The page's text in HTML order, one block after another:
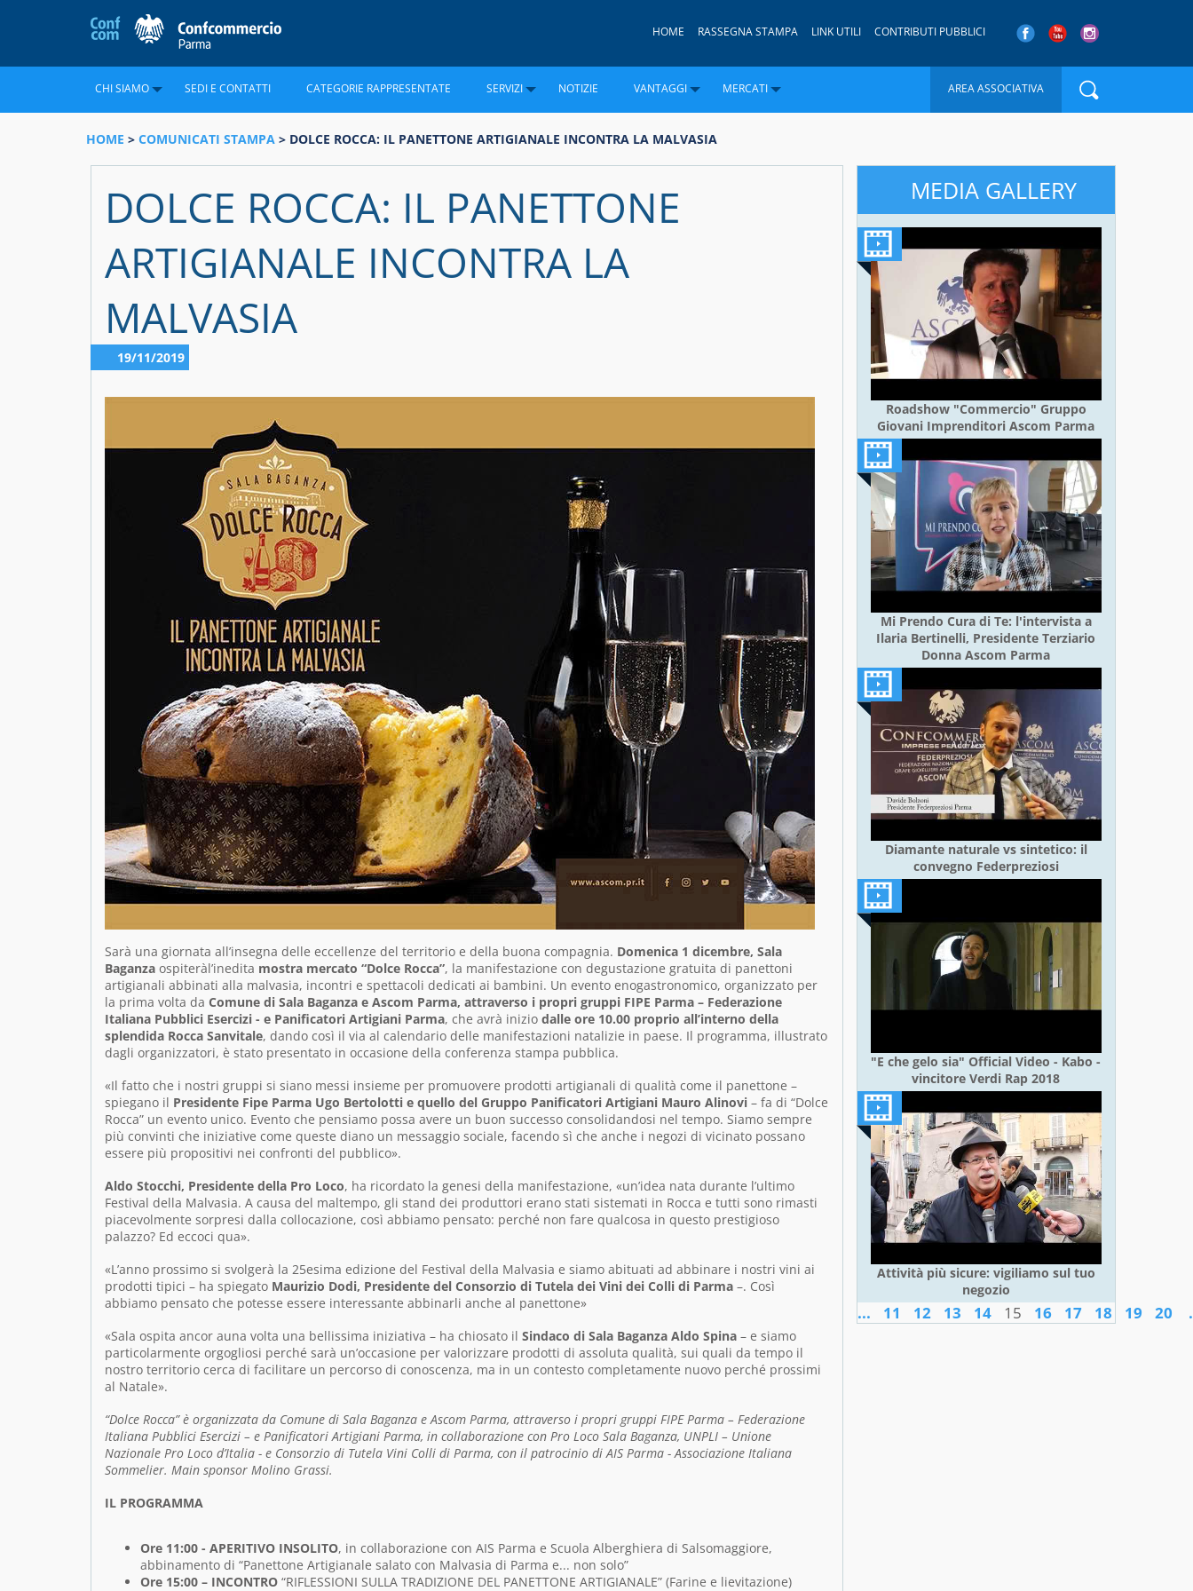
HOME RASSEGNA STAMPA LINK UTILI CONTRIBUTI PUBBLICI
CHI SIAMO SEDI E CONTATTI CATEGORIE RAPPRESENTATE SERVIZI NOTIZIE VANTAGGI MERCATI AREA ASSOCIATIVA
HOME > COMUNICATI STAMPA > DOLCE ROCCA: IL PANETTONE ARTIGIANALE INCONTRA LA MALVASIA
DOLCE ROCCA: IL PANETTONE
ARTIGIANALE INCONTRA LA
MALVASIA
19/11/2019
Sarà una giornata all’insegna delle eccellenze del territorio e della buona compagnia. Domenica 1 dicembre, Sala
Baganza ospiteràl’inedita mostra mercato “Dolce Rocca”, la manifestazione con degustazione gratuita di panettoni
artigianali abbinati alla malvasia, incontri e spettacoli dedicati ai bambini. Un evento enogastronomico, organizzato per
la prima volta da Comune di Sala Baganza e Ascom Parma, attraverso i propri gruppi FIPE Parma – Federazione
Italiana Pubblici Esercizi - e Panificatori Artigiani Parma, che avrà inizio dalle ore 10.00 proprio all’interno della
splendida Rocca Sanvitale, dando così il via al calendario delle manifestazioni natalizie in paese. Il programma, illustrato
dagli organizzatori, è stato presentato in occasione della conferenza stampa pubblica.
«Il fatto che i nostri gruppi si siano messi insieme per promuovere prodotti artigianali di qualità come il panettone –
spiegano il Presidente Fipe Parma Ugo Bertolotti e quello del Gruppo Panificatori Artigiani Mauro Alinovi – fa di “Dolce
Rocca” un evento unico. Evento che pensiamo possa avere un buon successo consolidandosi nel tempo. Siamo sempre
più convinti che iniziative come queste diano un messaggio sociale, facendo sì che anche i negozi di vicinato possano
essere più propositivi nei confronti del pubblico».
Aldo Stocchi, Presidente della Pro Loco, ha ricordato la genesi della manifestazione, «un’idea nata durante l’ultimo
Festival della Malvasia. A causa del maltempo, gli stand dei produttori erano stati sistemati in Rocca e tutti sono rimasti
piacevolmente sorpresi dalla collocazione, così abbiamo pensato: perché non fare qualcosa in questo prestigioso
palazzo? Ed eccoci qua».
«L’anno prossimo si svolgerà la 25esima edizione del Festival della Malvasia e siamo abituati ad abbinare i nostri vini ai
prodotti tipici – ha spiegato Maurizio Dodi, Presidente del Consorzio di Tutela dei Vini dei Colli di Parma –. Così
abbiamo pensato che potesse essere interessante abbinarli anche al panettone»
«Sala ospita ancor auna volta una bellissima iniziativa – ha chiosato il Sindaco di Sala Baganza Aldo Spina – e siamo
particolarmente orgogliosi perché sarà un’occasione per valorizzare prodotti di assoluta qualità, sui quali da tempo il
nostro territorio cerca di facilitare un percorso di conoscenza, ma in un contesto completamente nuovo perché prossimi
al Natale».
“Dolce Rocca” è organizzata da Comune di Sala Baganza e Ascom Parma, attraverso i propri gruppi FIPE Parma – Federazione
Italiana Pubblici Esercizi – e Panificatori Artigiani Parma, in collaborazione con Pro Loco Sala Baganza, UNPLI – Unione
Nazionale Pro Loco d’Italia - e Consorzio di Tutela Vini Colli di Parma, con il patrocinio di AIS Parma - Associazione Italiana
Sommelier. Main sponsor Molino Grassi.
IL PROGRAMMA
Ore 11:00 - APERITIVO INSOLITO, in collaborazione con AIS Parma e Scuola Alberghiera di Salsomaggiore,
abbinamento di “Panettone Artigianale salato con Malvasia di Parma e... non solo”
Ore 15:00 – INCONTRO “RIFLESSIONI SULLA TRADIZIONE DEL PANETTONE ARTIGIANALE” (Farine e lievitazione)
MEDIA GALLERY
Roadshow "Commercio" Gruppo
Giovani Imprenditori Ascom Parma
Mi Prendo Cura di Te: l'intervista a
Ilaria Bertinelli, Presidente Terziario
Donna Ascom Parma
Diamante naturale vs sintetico: il
convegno Federpreziosi
"E che gelo sia" Official Video - Kabo -
vincitore Verdi Rap 2018
Attività più sicure: vigiliamo sul tuo
negozio
... 11 12 13 14 15 16 17 18 19 20